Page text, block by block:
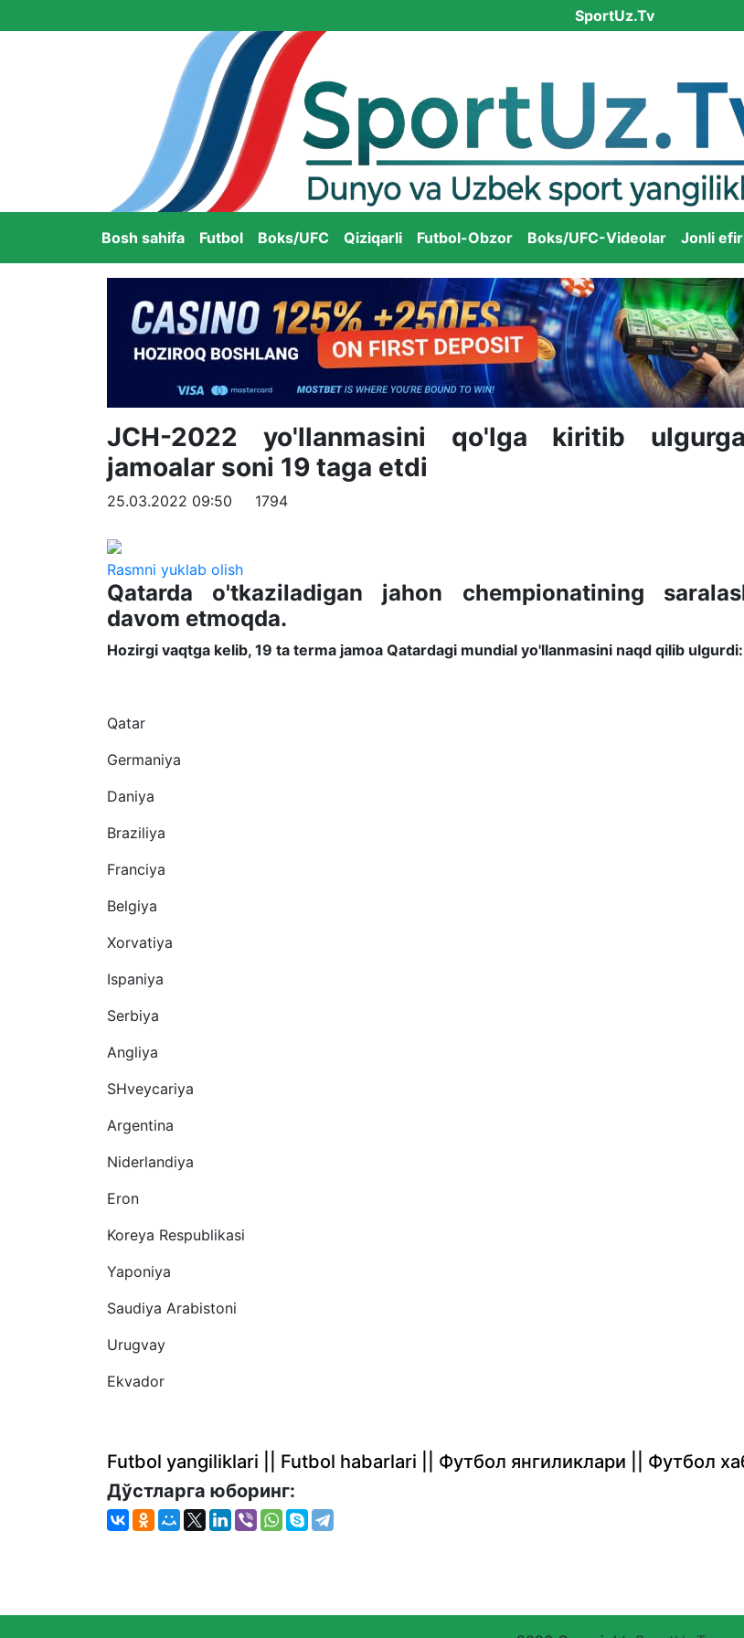
SportUz.Tv
Bosh sahifa Futbol Boks/UFC Qiziqarli Futbol-Obzor Boks/UFC-Videolar Jonli
JCH-2022 yo'llanmasini qo'lga kiritib
jamoalar soni 19 taga etdi
25.03.2022 09:50 1794
Rasmni yuklab olish
Qatarda o'tkaziladigan jahon chempionatining
davom etmoqda.
Hozirgi vaqtga kelib, 19 ta terma jamoa Qatardagi mundial yo'llanmasini naqd qilib ulgurdi:
Qatar
Germaniya
Daniya
Braziliya
Franciya
Belgiya
Xorvatiya
Ispaniya
Serbiya
Angliya
SHveycariya
Argentina
Niderlandiya
Eron
Koreya Respublikasi
Yaponiya
Saudiya Arabistoni
Urugvay
Ekvador
Futbol yangiliklari || Futbol habarlari || Футбол янгиликлари || Футбол
Дўстларга юборинг: